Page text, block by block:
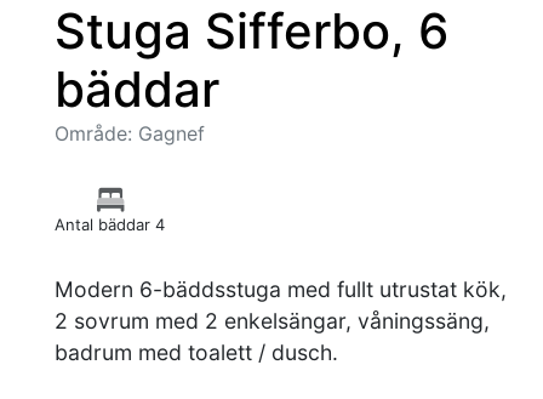
Stuga Sifferbo, 6
bäddar
Område: Gagnef
Antal bäddar 4
Modern 6-bäddsstuga med fullt utrustat kök,
2 sovrum med 2 enkelsängar, våningssäng,
badrum med toalett / dusch.